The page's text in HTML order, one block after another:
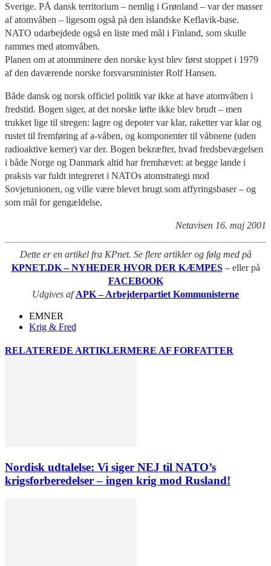
Sverige. PÅ dansk territorium – nemlig i Grønland – var der masser
af atomvåben – ligesom også på den islandske Keflavik-base.
NATO udarbejdede også en liste med mål i Finland, som skulle
rammes med atomvåben.
Planen om at atomminere den norske kyst blev først stoppet i 1979
af den daværende norske forsvarsminister Rolf Hansen.
Både dansk og norsk officiel politik var ikke at have atomvåben i
fredstid. Bogen siger, at det norske løfte ikke blev brudt – men
trukket lige til stregen: lagre og depoter var klar, raketter var klar og
rustet til fremføring af a-våben, og komponenter til våbnene (uden
radioaktive kerner) var der. Bogen bekræfter, hvad fredsbevægelsen
i både Norge og Danmark altid har fremhævet: at begge lande i
praksis var fuldt integreret i NATOs atomstrategi mod
Sovjetunionen, og ville være blevet brugt som affyringsbaser – og
som mål for gengældelse.
Netavisen 16. maj 2001
Dette er en artikel fra KPnet. Se flere artikler og følg med på
KPNET.DK – NYHEDER HVOR DER KÆMPES – eller på
FACEBOOK
Udgives afAPK – Arbejderpartiet Kommunisterne
EMNER
Krig & Fred
RELATEREDE ARTIKLERMERE AF FORFATTER
Nordisk udtalelse: Vi siger NEJ til NATO’s
krigsforberedelser – ingen krig mod Rusland!